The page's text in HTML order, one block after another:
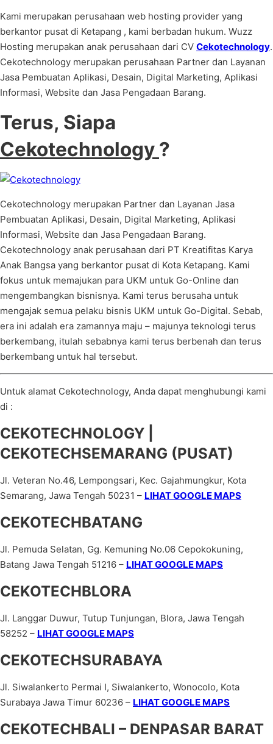
Kami merupakan perusahaan web hosting provider yang
berkantor pusat di Ketapang , kami berbadan hukum. Wuzz
Hosting merupakan anak perusahaan dari CVCekotechnology
Cekotechnology merupakan perusahaan Partner dan Layanan
Jasa Pembuatan Aplikasi, Desain, Digital Marketing, Aplikasi
Terus, Siapa
Cekotechnology?
Cekotechnology merupakan Partner dan Layanan Jasa
Pembuatan Aplikasi, Desain, Digital Marketing, Aplikasi
Informasi, Website dan Jasa Pengadaan Barang.
Cekotechnology anak perusahaan dari PT Kreatifitas Karya
Anak Bangsa yang berkantor pusat di Kota Ketapang. Kami
fokus untuk memajukan para UKM untuk Go-Online dan
mengembangkan bisnisnya. Kami terus berusaha untuk
mengajak semua pelaku bisnis UKM untuk Go-Digital. Sebab,
era ini adalah era zamannya maju – majunya teknologi terus
berkembang, itulah sebabnya kami terus berbenah dan terus
berkembang untuk hal tersebut.
Untuk alamat Cekotechnology, Anda dapat menghubungi kami
CEKOTECHNOLOGY |
Jl. Veteran No.46, Lempongsari, Kec. Gajahmungkur, Kota
Jl. Pemuda Selatan, Gg. Kemuning No.06 Cepokokuning,
Jl. Langgar Duwur, Tutup Tunjungan, Blora, Jawa Tengah
Jl. Siwalankerto Permai I, Siwalankerto, Wonocolo, Kota